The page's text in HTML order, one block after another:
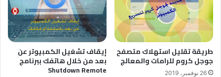
طريقة تقليل استهلاك متصفح
جوجل كروم للرامات والمعالج
26 نوفمبر، 2019
إيقاف تشغيل الكمبيوتر عن
بعد من خلال هاتفك ببرنامج
Shutdown Remote